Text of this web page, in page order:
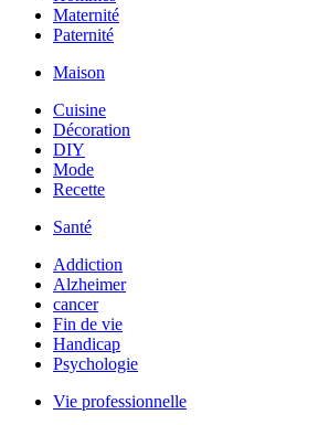
Maternité
Paternité
Maison
Cuisine
Décoration
DIY
Mode
Recette
Santé
Addiction
Alzheimer
cancer
Fin de vie
Handicap
Psychologie
Vie professionnelle